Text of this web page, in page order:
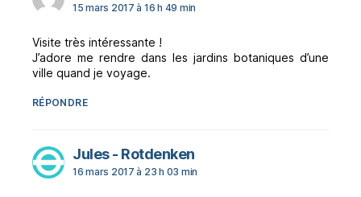
15 mars 2017 à 16 h 49 min
Visite très intéressante !
J’adore me rendre dans les jardins botaniques d’une
ville quand je voyage.
RÉPONDRE
Jules - Rotdenkendit :
16 mars 2017 à 23 h 03 min